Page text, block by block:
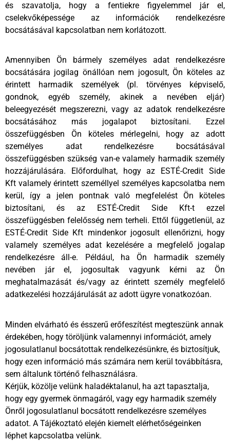
és szavatolja, hogy a fentiekre figyelemmel jár el,
cselekvőképessége az információk rendelkezésre
bocsátásával kapcsolatban nem korlátozott.
Amennyiben Ön bármely személyes adat rendelkezésre
bocsátására jogilag önállóan nem jogosult, Ön köteles az
érintett harmadik személyek (pl. törvényes képviselő,
gondnok, egyéb személy, akinek a nevében eljár)
beleegyezését megszerezni, vagy az adatok rendelkezésre
bocsátásához más jogalapot biztosítani. Ezzel
összefüggésben Ön köteles mérlegelni, hogy az adott
személyes adat rendelkezésre bocsátásával
összefüggésben szükség van-e valamely harmadik személy
hozzájárulására. Előfordulhat, hogy az ESTÉ-Credit Side
Kft valamely érintett személlyel személyes kapcsolatba nem
kerül, így a jelen pontnak való megfelelést Ön köteles
biztosítani, és az ESTÉ-Credit Side Kft-t ezzel
összefüggésben felelősség nem terheli. Ettől függetlenül, az
ESTÉ-Credit Side Kft mindenkor jogosult ellenőrizni, hogy
valamely személyes adat kezelésére a megfelelő jogalap
rendelkezésre áll-e. Például, ha Ön harmadik személy
nevében jár el, jogosultak vagyunk kérni az Ön
meghatalmazását és/vagy az érintett személy megfelelő
adatkezelési hozzájárulását az adott ügyre vonatkozóan.
Minden elvárható és ésszerű erőfeszítést megteszünk annak
érdekében, hogy töröljünk valamennyi információt, amely
jogosulatlanul bocsátottak rendelkezésünkre, és biztosítjuk,
hogy ezen információ más számára nem kerül továbbításra,
sem általunk történő felhasználásra.
Kérjük, közölje velünk haladéktalanul, ha azt tapasztalja,
hogy egy gyermek önmagáról, vagy egy harmadik személy
Önről jogosulatlanul bocsátott rendelkezésre személyes
adatot. A Tájékoztató elején kiemelt elérhetőségeinken
léphet kapcsolatba velünk.